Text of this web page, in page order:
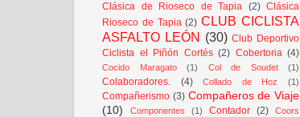
Clásica de Rioseco de Tapia (2) Clásica
Rioseco de Tapia (2) CLUB CICLISTA
ASFALTO LEÓN (30) Club Deportivo
Ciclista el Piñón Cortés (2) Cobertoria (4)
Cocido Maragato (1) Col de Soudet (1)
Colaboradores. (4) Collado de Hoz (1)
Compañerismo (3) Compañeros de Viaje
(10)
Componentes (1) Contador (2)
Coors